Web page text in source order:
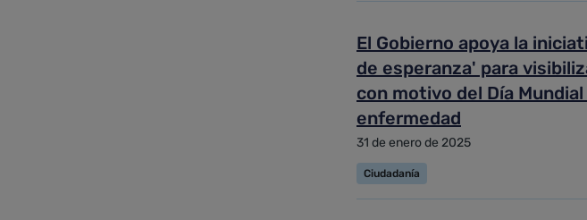
El Gobierno apoya la
de esperanza' para
con motivo del Día
enfermedad
31 de enero de 2025
Ciudadanía